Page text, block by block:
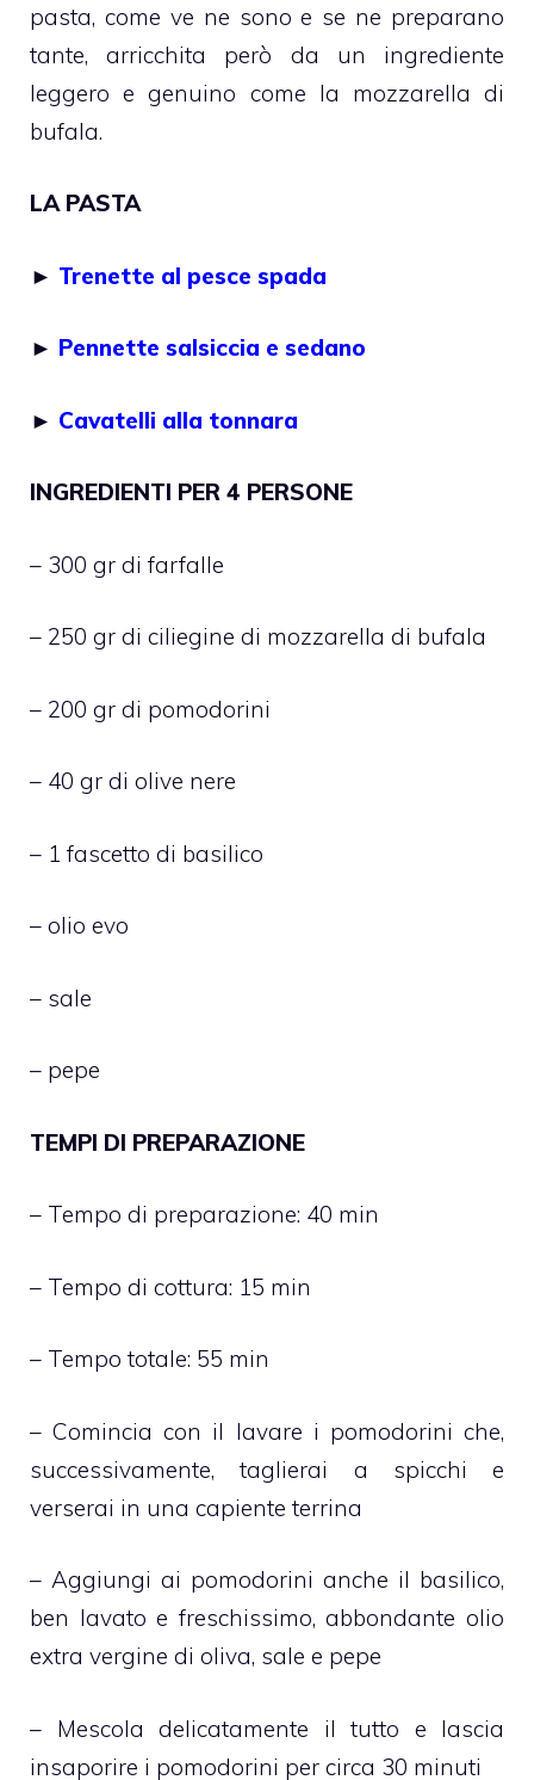
pasta, come ve ne sono e se ne preparano
tante, arricchita però da un ingrediente
leggero e genuino come la mozzarella di
bufala.
LA PASTA
► Trenette al pesce spada
► Pennette salsiccia e sedano
► Cavatelli alla tonnara
INGREDIENTI PER 4 PERSONE
– 300 gr di farfalle
– 250 gr di ciliegine di mozzarella di bufala
– 200 gr di pomodorini
– 40 gr di olive nere
– 1 fascetto di basilico
– olio evo
– sale
– pepe
TEMPI DI PREPARAZIONE
– Tempo di preparazione: 40 min
– Tempo di cottura: 15 min
– Tempo totale: 55 min
– Comincia con il lavare i pomodorini che,
successivamente, taglierai a spicchi e
verserai in una capiente terrina
– Aggiungi ai pomodorini anche il basilico,
ben lavato e freschissimo, abbondante olio
extra vergine di oliva, sale e pepe
– Mescola delicatamente il tutto e lascia
insaporire i pomodorini per circa 30 minuti